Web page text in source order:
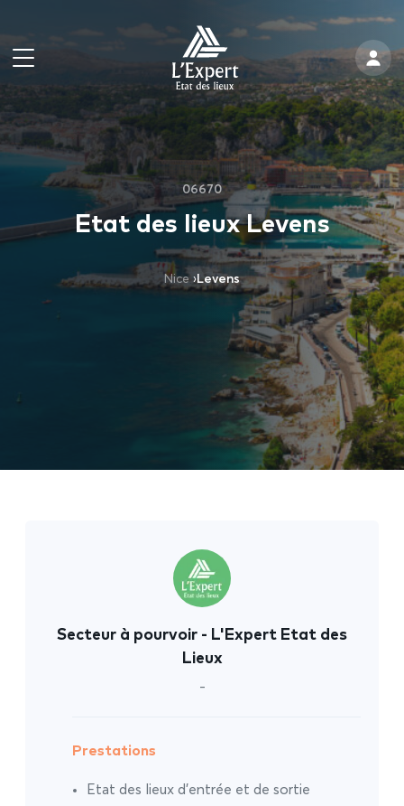
06670
Etat des lieux Levens
Nice ›Levens
Secteur à pourvoir - L'Expert Etat des
Lieux
-
Prestations
Etat des lieux d’entrée et de sortie